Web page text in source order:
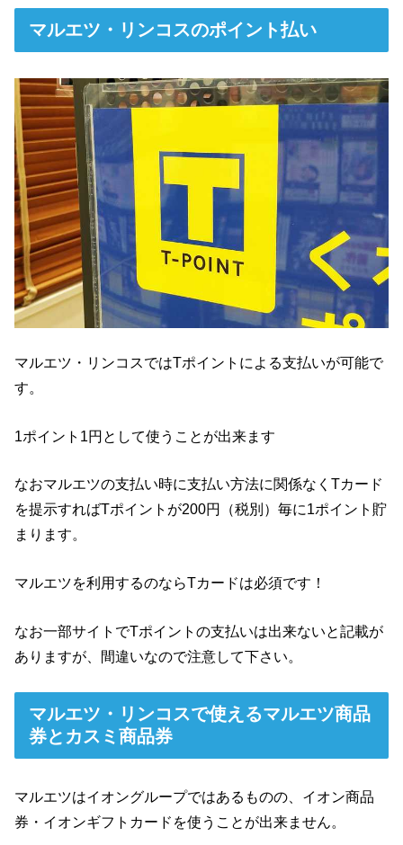
マルエツ・リンコスのポイント払い
マルエツ・リンコスではTポイントによる支払いが可能で
す。
1ポイント1円として使うことが出来ます
なおマルエツの支払い時に支払い方法に関係なくTカード
を提示すればTポイントが200円（税別）毎に1ポイント貯
まります。
マルエツを利用するのならTカードは必須です！
なお一部サイトでTポイントの支払いは出来ないと記載が
ありますが、間違いなので注意して下さい。
マルエツ・リンコスで使えるマルエツ商品
券とカスミ商品券
マルエツはイオングループではあるものの、イオン商品
券・イオンギフトカードを使うことが出来ません。